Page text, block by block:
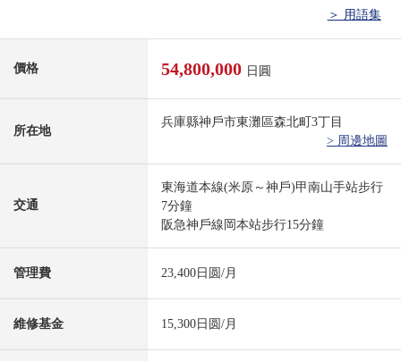
＞ 用語集
價格 54,800,000 日圓
所在地
兵庫縣神戶市東灘區森北町3丁目
> 周邊地圖
交通
東海道本線(米原～神戶)甲南山手站步行
7分鐘
阪急神戶線岡本站步行15分鐘
管理費 23,400日圆/月
維修基金 15,300日圆/月